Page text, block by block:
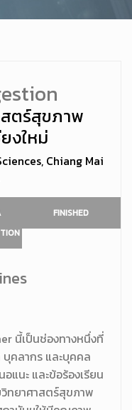
ตร์สุขภาพ
งใหม่
Chiang Mai
FINISHED
นี้เป็นช่องทางหนึ่งที่
คลากร และบุคคล
แนะ และข้อร้องเรียน
ทยาศาสตร์สุขภาพ